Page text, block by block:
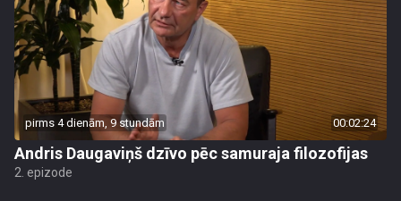
pirms 4 dienām, 9 stundām 00:02:24
Andris Daugaviņš dzīvo pēc samuraja filozofijas
2. epizode